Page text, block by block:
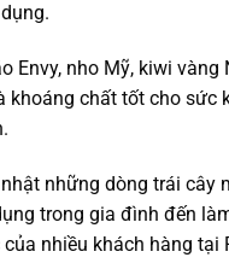
nho Mỹ, kiwi
chất tốt cho
những dòng trái
trong gia đình đến
nhiều khách hàng tại